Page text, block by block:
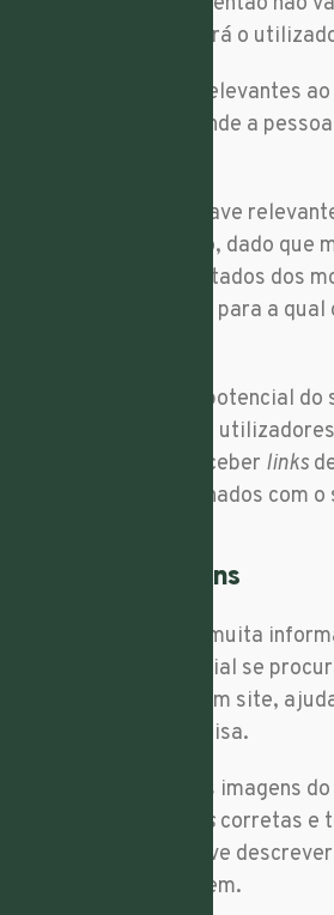
clique que direcionará o
relevantes
deixem claro para onde a
Utilizar palavras-chave
duplamente positivo, dado que
nos resultados dos
e também da página para a qual
Quanto maior for o potencial do
informar e ajudar os
probabilidade de receber links
de assuntos relacionados com
12. Utilize imagens
As imagens trazem muita
são um fator essencial se
melhorar o SEO de um site,
resultados de pesquisa.
Só que, para isso, as imagens
tags corretas e
). O texto deve
o conteúdo da imagem.